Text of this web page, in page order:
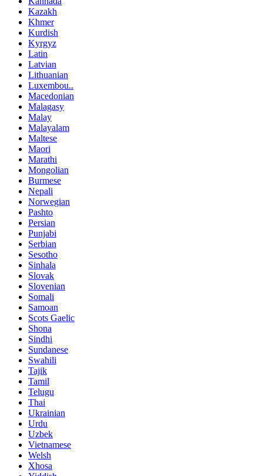
Kazakh
Khmer
Kurdish
Kyrgyz
Latin
Latvian
Lithuanian
Luxembou..
Macedonian
Malagasy
Malay
Malayalam
Maltese
Maori
Marathi
Mongolian
Burmese
Nepali
Norwegian
Pashto
Persian
Punjabi
Serbian
Sesotho
Sinhala
Slovak
Slovenian
Somali
Samoan
Scots Gaelic
Shona
Sindhi
Sundanese
Swahili
Tajik
Tamil
Telugu
Thai
Ukrainian
Urdu
Uzbek
Vietnamese
Welsh
Xhosa